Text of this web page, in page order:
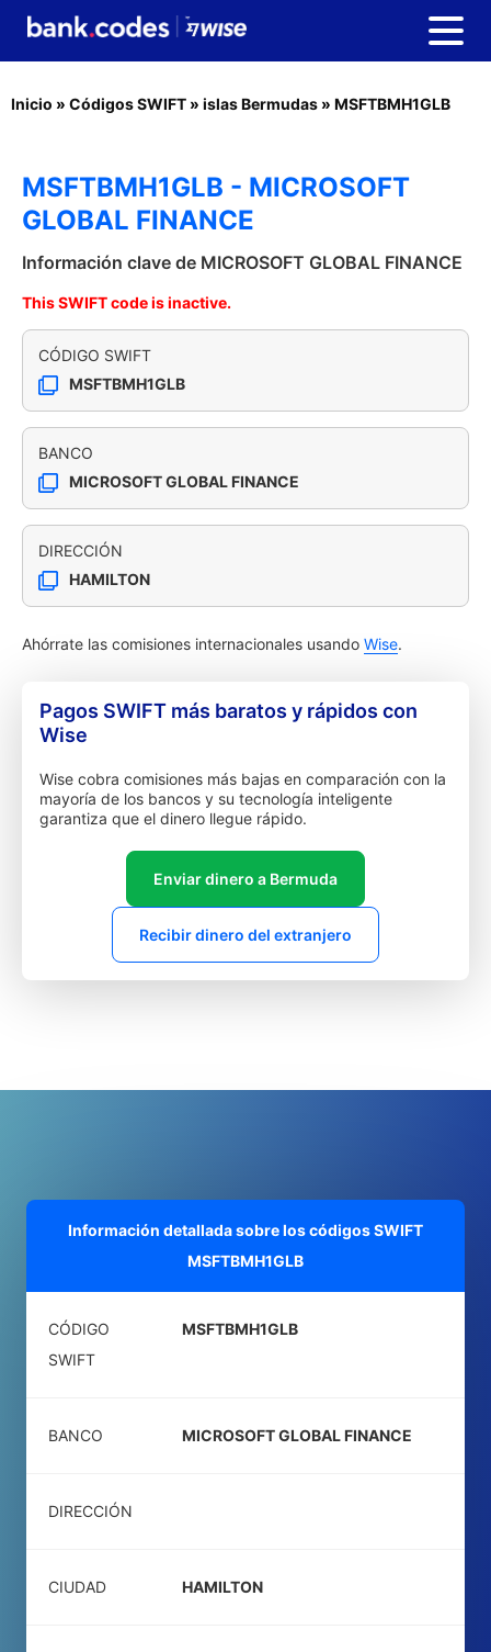
Inicio » Códigos SWIFT » islas Bermudas » MSFTBMH1GLB
MSFTBMH1GLB - MICROSOFT
GLOBAL FINANCE
Información clave de MICROSOFT GLOBAL FINANCE
This SWIFT code is inactive.
CÓDIGO SWIFT
MSFTBMH1GLB
BANCO
MICROSOFT GLOBAL FINANCE
DIRECCIÓN
HAMILTON
Ahórrate las comisiones internacionales usando Wise.
Pagos SWIFT más baratos y rápidos con
Wise
Wise cobra comisiones más bajas en comparación con la
mayoría de los bancos y su tecnología inteligente
garantiza que el dinero llegue rápido.
Enviar dinero a Bermuda
Recibir dinero del extranjero
Información detallada sobre los códigos SWIFT
MSFTBMH1GLB
CÓDIGO
SWIFT
MSFTBMH1GLB
BANCO MICROSOFT GLOBAL FINANCE
DIRECCIÓN
CIUDAD HAMILTON